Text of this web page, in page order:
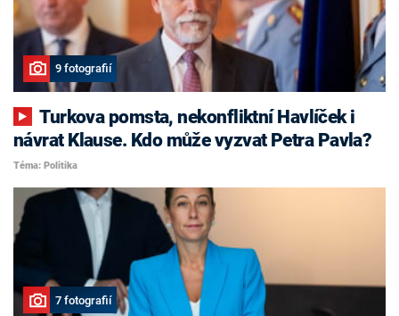
9 fotografií
Turkova pomsta, nekonfliktní Havlíček i
návrat Klause. Kdo může vyzvat Petra Pavla?
Téma: Politika
7 fotografií